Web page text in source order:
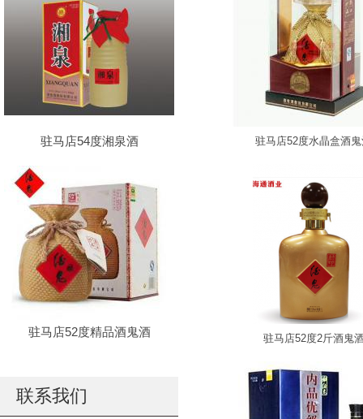
驻马店54度湘泉酒
驻马店52度精品酒鬼酒
联系我们
驻马店52度水晶盒酒
驻马店52度2斤酒鬼